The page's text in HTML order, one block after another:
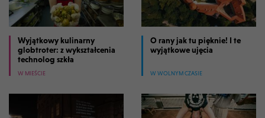
Wyjątkowy kulinarny
globtroter: z wykształcenia
technolog szkła
W MIEŚCIE
O rany jak tu pięknie! I te
wyjątkowe ujęcia
W WOLNYM CZASIE